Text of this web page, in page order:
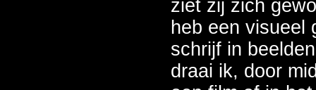
ziet zij zich
heb een visueel
schrijf in
draai ik, door